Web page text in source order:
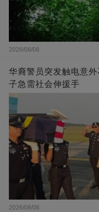
2026/08/08
华裔警员突发触电意
子急需社会伸援手
2026/08/08